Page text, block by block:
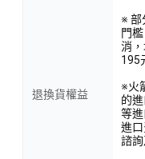
退換貨權益
※ 部
門
消
195
※火
的
等
進
諮